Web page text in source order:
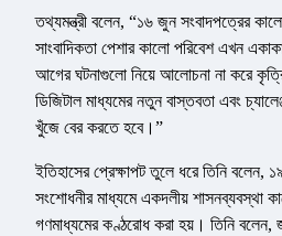
তথ্যমন্ত্রী বলেন, “১৬ জুন সংবাদপত্রের
সাংবাদিকতা পেশার কালো পরিবেশ এখন
আগের ঘটনাগুলো নিয়ে আলোচনা না করে
ডিজিটাল মাধ্যমের নতুন বাস্তবতা এবং
খুঁজে বের করতে হবে।”
ইতিহাসের প্রেক্ষাপট তুলে ধরে তিনি বলেন,
সংশোধনীর মাধ্যমে একদলীয় শাসনব্যবস্থা
গণমাধ্যমের কণ্ঠরোধ করা হয়। তিনি